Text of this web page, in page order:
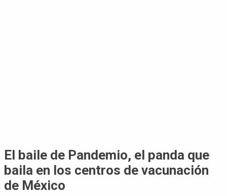
El baile de Pandemio, el panda que
baila en los centros de vacunación
de México